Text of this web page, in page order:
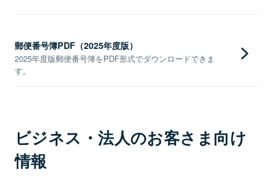
郵便番号簿PDF（2025年度版）
2025年度版郵便番号簿をPDF形式でダウンロードできま
す。
ビジネス・法人のお客さま向け
情報